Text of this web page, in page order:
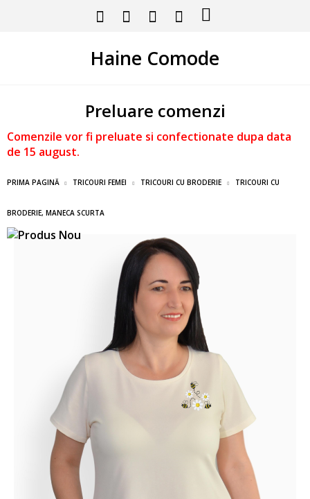
Haine Comode
Preluare comenzi
Comenzile vor fi preluate si confectionate dupa data
de 15 august.
PRIMA PAGINĂ TRICOURI FEMEI TRICOURI CU BRODERIE TRICOURI CU
BRODERIE, MANECA SCURTA